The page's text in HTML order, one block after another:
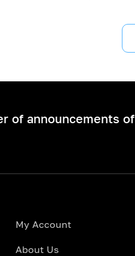
of announcements of
My Account
About Us